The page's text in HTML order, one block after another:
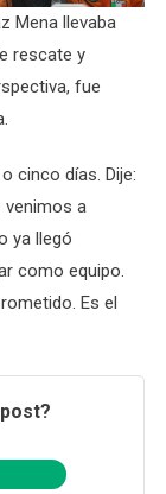
Mena llevaba
rescate y
fue
cinco días. Dije:
venimos a
ya llegó
como equipo.
Es el